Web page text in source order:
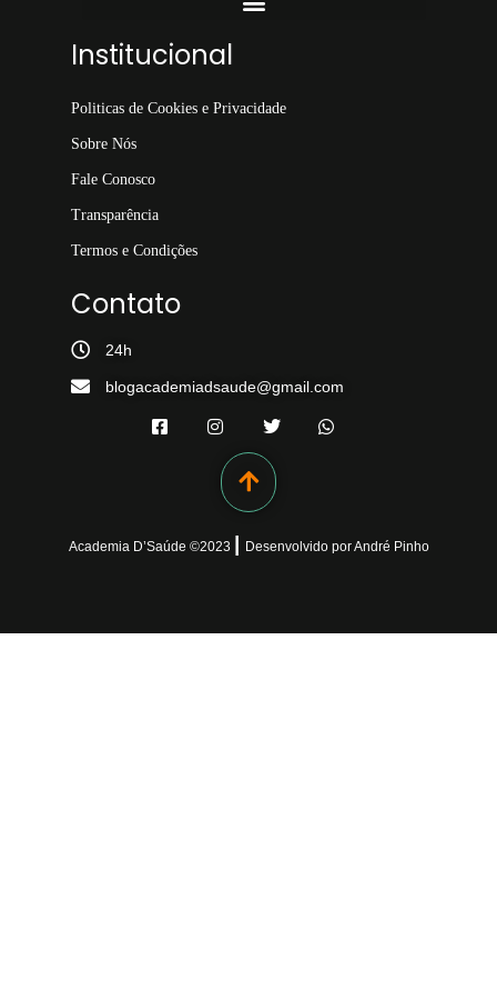
Institucional
Politicas de Cookies e Privacidade
Sobre Nós
Fale Conosco
Transparência
Termos e Condições
Contato
24h
blogacademiadsaude@gmail.com
Academia D’Saúde ©2023 DesenvolvidoporAndré Pinho